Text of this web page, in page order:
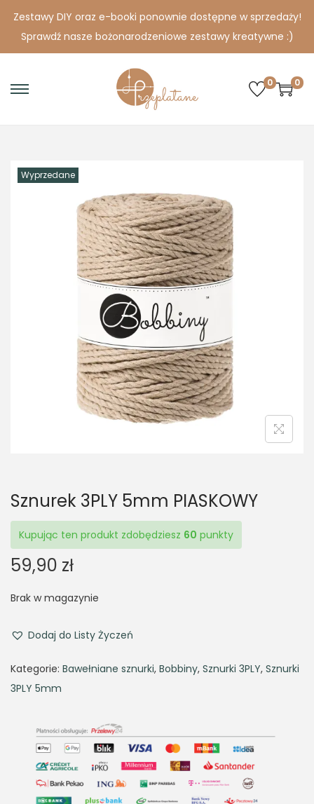
Zestawy DIY oraz e-booki ponownie dostępne w sprzedaży!
Sprawdź nasze bożonarodzeniowe zestawy kreatywne :)
S
o
n
a
v
i
g
a
t
i
o
n
S
o
c
o
n
t
e
n
t
0 0
Wyprzedane
Sznurek 3PLY 5mm PIASKOWY
Kupując ten produkt zdobędziesz 60 punkty
59,90 zł
Brak w magazynie
Dodaj do Listy Życzeń
Kategorie: Bawełniane sznurki, Bobbiny, Sznurki 3PLY, Sznurki
3PLY 5mm